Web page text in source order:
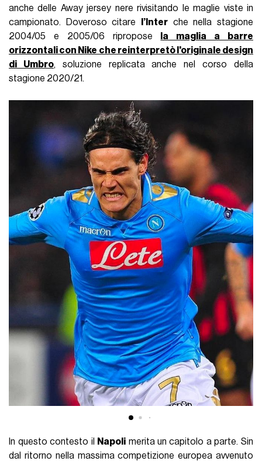
anche delle Away jersey nere rivisitando le maglie viste in
campionato. Doveroso citare
l’Inter che nella stagione
2004/05 e 2005/06 ripropose
la maglia a barre
orizzontali con Nike che reinterpretò l'originale design
di Umbro, soluzione replicata anche nel corso della
stagione 2020/21.
In questo contesto il Napoli merita un capitolo a parte. Sin
dal ritorno nella massima competizione europea avvenuto